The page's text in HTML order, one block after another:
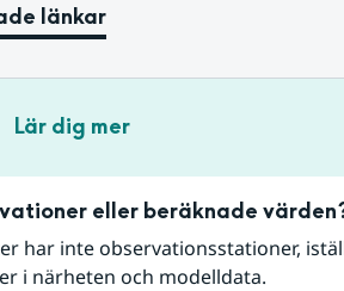
länkar
Lär dig mer
eller beräknade
har inte observationsstationer,
i närheten och modelldata.